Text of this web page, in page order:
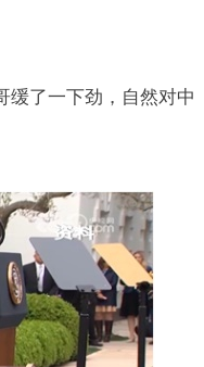
缓了一下劲，自然对中